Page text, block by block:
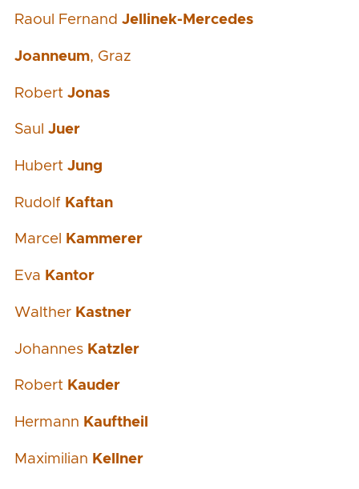
Raoul Fernand Jellinek-Mercedes
Joanneum, Graz
Robert Jonas
Saul Juer
Hubert Jung
Rudolf Kaftan
Marcel Kammerer
Eva Kantor
Walther Kastner
Johannes Katzler
Robert Kauder
Hermann Kauftheil
Maximilian Kellner